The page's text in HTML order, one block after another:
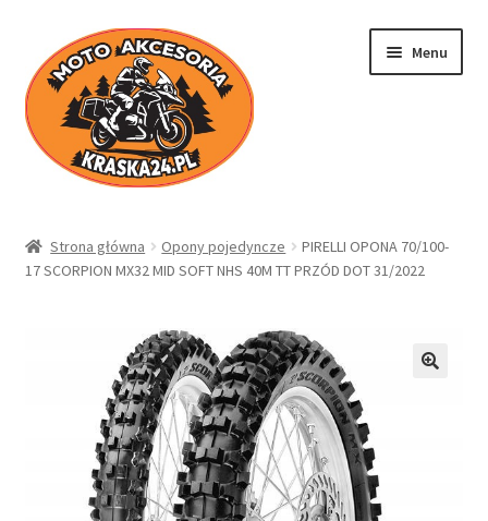
Przejdź
do
nawigacji
Przejdź
do
treści
Menu
Sklep
Regulamin
Polityka prywatności
Strona główna Opony pojedyncze
PIRELLI OPONA 70/100-
17 SCORPION MX32 MID SOFT NHS 40M TT PRZÓD DOT 31/2022